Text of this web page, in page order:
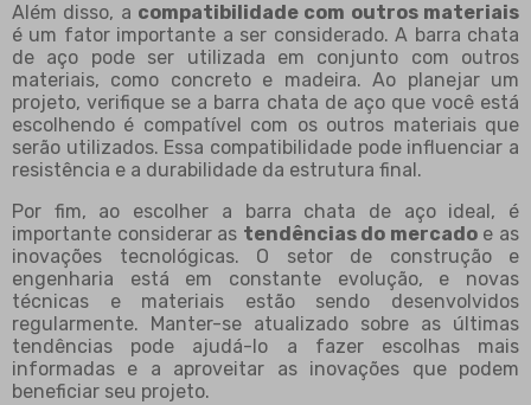
Além disso, a compatibilidade com outros materiais
é um fator importante a ser considerado. A barra chata
de aço pode ser utilizada em conjunto com outros
materiais, como concreto e madeira. Ao planejar um
projeto, verifique se a barra chata de aço que você está
escolhendo é compatível com os outros materiais que
serão utilizados. Essa compatibilidade pode influenciar a
resistência e a durabilidade da estrutura final.
Por fim, ao escolher a barra chata de aço ideal, é
importante considerar as tendências do mercadoe as
inovações tecnológicas. O setor de construção e
engenharia está em constante evolução, e novas
técnicas e materiais estão sendo desenvolvidos
regularmente. Manter-se atualizado sobre as últimas
tendências pode ajudá-lo a fazer escolhas mais
informadas e a aproveitar as inovações que podem
beneficiar seu projeto.